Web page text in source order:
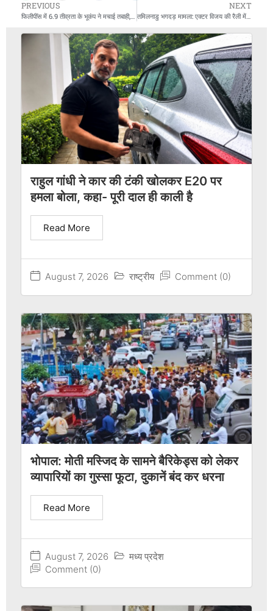
PREVIOUS
फिलीपींस में 6.9 तीव्रता के भूकंप ने मचाई तबाही, 31 की मौत, कई घायल
NEXT
तमिलनाडु भगदड़ मामला: एक्टर विजय की रैली में 41 मौतें; TVK पदाधिकारियों समेत 3 गिरफ्तार
राहुल गांधी ने कार की टंकी खोलकर E20 पर
हमला बोला, कहा- पूरी दाल ही काली है
August 7, 2026 राष्ट्रीय Comment (0)
Read More
भोपाल: मोती मस्जिद के सामने बैरिकेड्स को लेकर
व्यापारियों का गुस्सा फूटा, दुकानें बंद कर धरना
August 7, 2026
मध्य प्रदेश
Comment (0)
Read More